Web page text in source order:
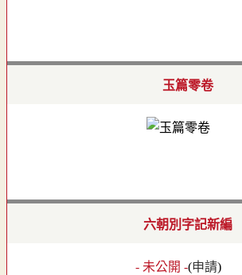
玉篇零卷
六朝別字記新編
- 未公開 -(申請)